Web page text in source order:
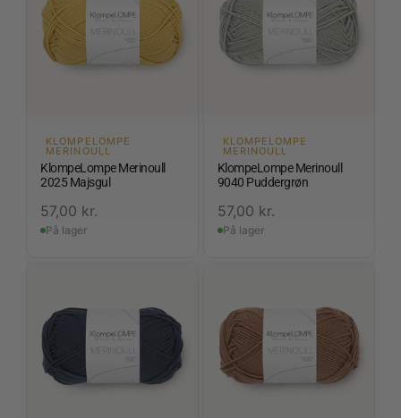
KLOMPELOMPE
MERINOULL
KlompeLompe Merinoull
2025 Majsgul
57,00 kr.
På lager
KLOMPELOMPE
MERINOULL
KlompeLompe Merinoull
9040 Puddergrøn
57,00 kr.
På lager